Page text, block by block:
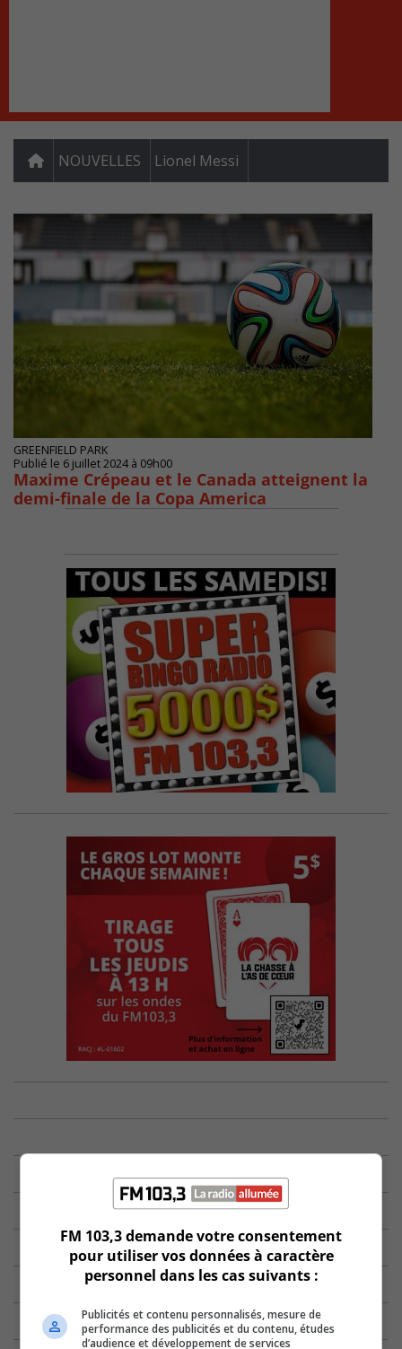
NOUVELLES Lionel Messi
GREENFIELD PARK
Publié le 6 juillet 2024 à 09h00
Maxime Crépeau et le Canada atteignent la
demi-finale de la Copa America
FM 103,3 demande votre consentement
pour utiliser vos données à caractère
personnel dans les cas suivants :
Publicités et contenu personnalisés, mesure de
performance des publicités et du contenu, études
d’audience et développement de services